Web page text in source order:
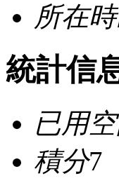
所在
統計信
已用
積分7